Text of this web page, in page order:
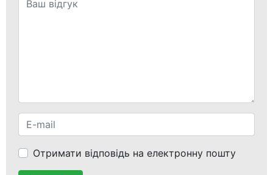
Отримати відповідь на електронну пошту